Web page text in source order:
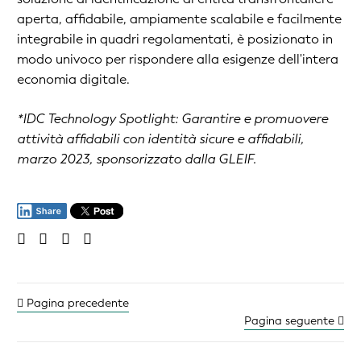
aperta, affidabile, ampiamente scalabile e facilmente
integrabile in quadri regolamentati, è posizionato in
modo univoco per rispondere alla esigenze dell'intera
economia digitale.
*IDC Technology Spotlight: Garantire e promuovere
attività affidabili con identità sicure e affidabili,
marzo 2023, sponsorizzato dalla GLEIF.
Pagina precedente
Pagina seguente